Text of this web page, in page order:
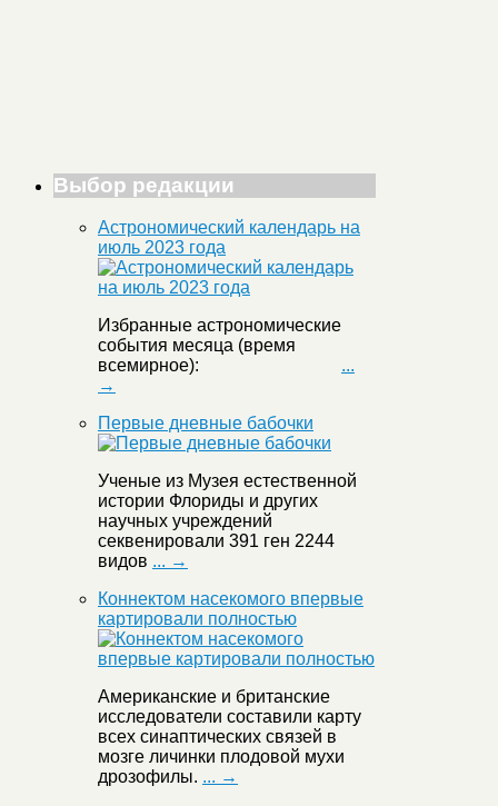
Выбор редакции
Астрономический календарь на
июль 2023 года
Избранные астрономические
события месяца (время
всемирное): ...
→
Первые дневные бабочки
Ученые из Музея естественной
истории Флориды и других
научных учреждений
секвенировали 391 ген 2244
видов ... →
Коннектом насекомого впервые
картировали полностью
Американские и британские
исследователи составили карту
всех синаптических связей в
мозге личинки плодовой мухи
дрозофилы. ... →